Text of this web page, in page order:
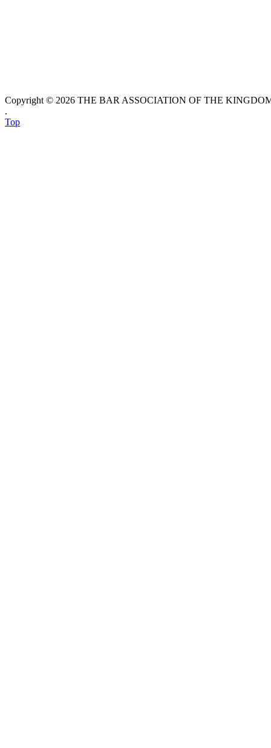
Copyright © 2026 THE BAR ASSOCIATION OF THE
.
Top